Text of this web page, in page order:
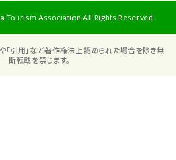
Tourism Association All Rights Reserved.
「引用」など著作権法上認められた場合を除き無
断転載を禁じます。